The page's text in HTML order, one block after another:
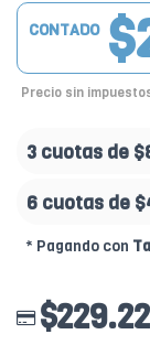
CONTADO
Precio sin
3 cuotas de
6 cuotas de
* Pagando con